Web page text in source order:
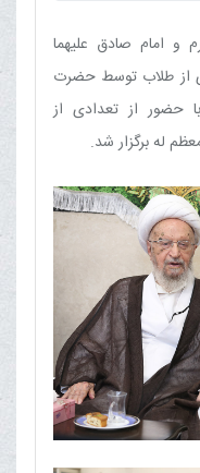
و امام صادق علیهما
از طلاب توسط حضرت
حضور از تعدادی از
له برگزار شد.